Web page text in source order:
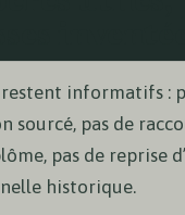
restent informatifs :
sourcé, pas de
pas de reprise
historique.